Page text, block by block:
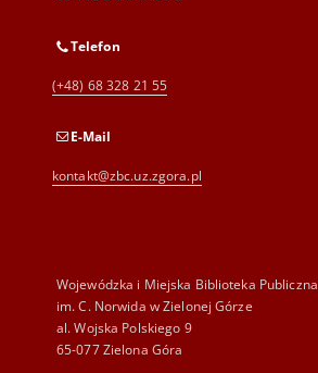
Telefon
(+48) 68 328 21 55
E-Mail
kontakt@zbc.uz.zgora.pl
Wojewódzka i Miejska Biblioteka Publiczna
im. C. Norwida w Zielonej Górze
al. Wojska Polskiego 9
65-077 Zielona Góra